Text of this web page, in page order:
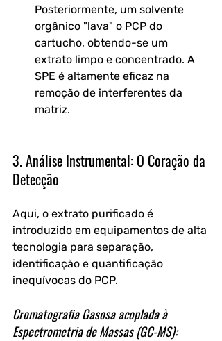
Posteriormente, um solvente
orgânico "lava" o PCP do
cartucho, obtendo-se um
extrato limpo e concentrado. A
SPE é altamente eficaz na
remoção de interferentes da
matriz.
3. Análise Instrumental: O Coração da
Detecção
Aqui, o extrato purificado é
introduzido em equipamentos de alta
tecnologia para separação,
identificação e quantificação
inequívocas do PCP.
Cromatografia Gasosa acoplada à
Espectrometria de Massas (GC-MS):